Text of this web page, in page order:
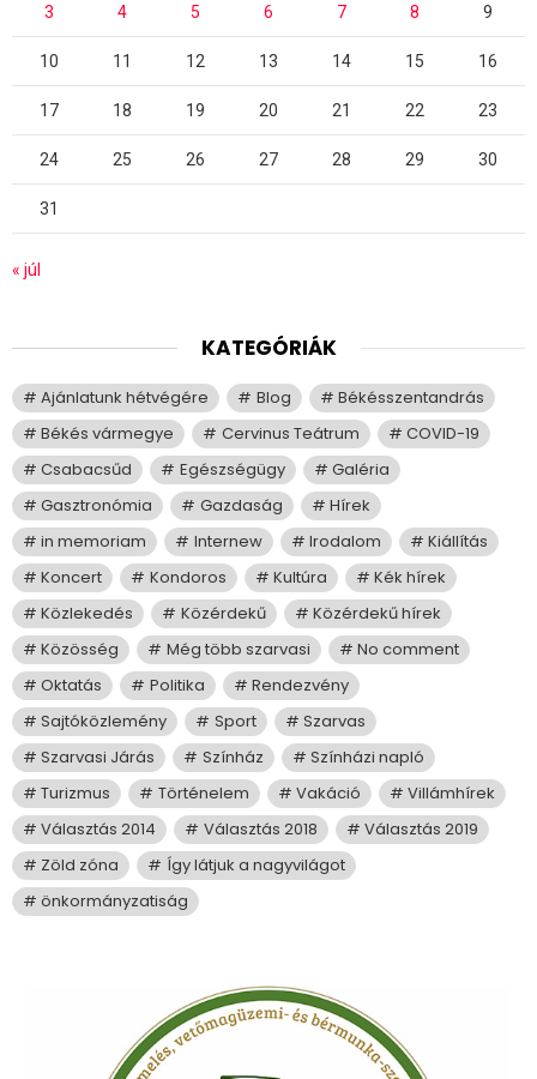
3 4 5 6 7 8 9
10 11 12 13 14 15 16
17 18 19 20 21 22 23
24 25 26 27 28 29 30
31
« júl
KATEGÓRIÁK
Ajánlatunk hétvégére Blog
Békésszentandrás
Békés vármegye
Cervinus Teátrum
COVID-19
Csabacsűd
Egészségügy
Galéria
Gasztronómia
Gazdaság
Hírek
in memoriam
Internew Irodalom
Kiállítás
Koncert
Kondoros Kultúra
Kék hírek
Közlekedés
Közérdekű
Közérdekű hírek
Közösség
Még több szarvasi
No comment
Oktatás
Politika
Rendezvény
Sajtóközlemény
Sport
Szarvas
Szarvasi Járás
Színház
Színházi napló
Turizmus
Történelem Vakáció
Villámhírek
Választás 2014
Választás 2018
Választás 2019
Zöld zóna
Így látjuk a nagyvilágot
önkormányzatiság